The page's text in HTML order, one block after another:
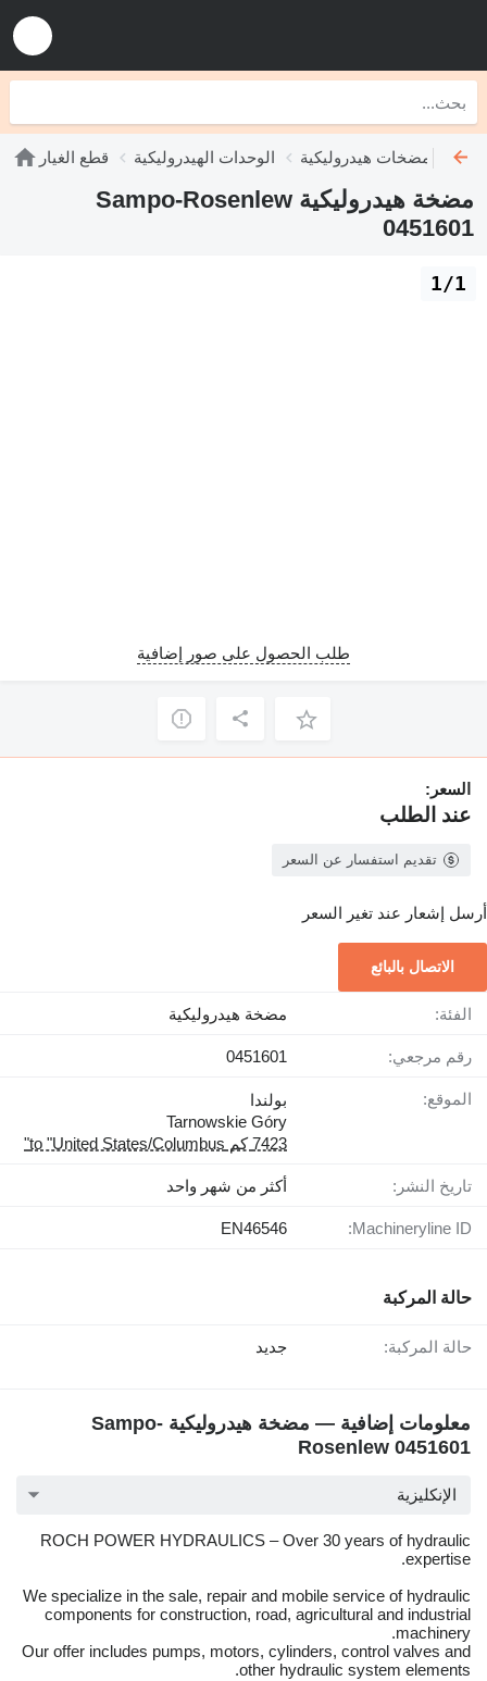
قطع الغيار الوحدات الهيدروليكية مضخات هيدروليكية
مضخة هيدروليكية Sampo-Rosenlew
0451601
1/1
طلب الحصول على صور إضافية
السعر:
عند الطلب
تقديم استفسار عن السعر
أرسل إشعار عند تغير السعر
الاتصال بالبائع
الفئة: مضخة هيدروليكية
رقم مرجعي: 0451601
الموقع:
بولندا
Tarnowskie Góry
7423 كم to "United States/Columbus"
تاريخ النشر: أكثر من شهر واحد
Machineryline ID:
EN46546
حالة المركبة
حالة المركبة: جديد
معلومات إضافية — مضخة هيدروليكية Sampo-
Rosenlew 0451601
الإنكليزية
ROCH POWER HYDRAULICS – Over 30 years of hydraulic
expertise.
We specialize in the sale, repair and mobile service of hydraulic
components for construction, road, agricultural and industrial
machinery.
Our offer includes pumps, motors, cylinders, control valves and
other hydraulic system elements.